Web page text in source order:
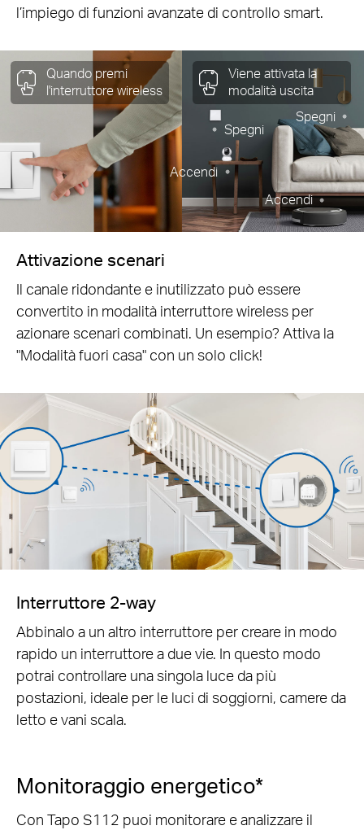
l’impiego di funzioni avanzate di controllo smart.
Quando premi
l'interruttore wireless
Viene attivata la
modalità uscita
Accendi
Spegni
Spegni
Accendi
Attivazione scenari
Il canale ridondante e inutilizzato può essere
convertito in modalità interruttore wireless per
azionare scenari combinati. Un esempio? Attiva la
"Modalità fuori casa" con un solo click!
Interruttore 2-way
Abbinalo a un altro interruttore per creare in modo
rapido un interruttore a due vie. In questo modo
potrai controllare una singola luce da più
postazioni, ideale per le luci di soggiorni, camere da
letto e vani scala.
Monitoraggio energetico*
Con Tapo S112 puoi monitorare e analizzare il